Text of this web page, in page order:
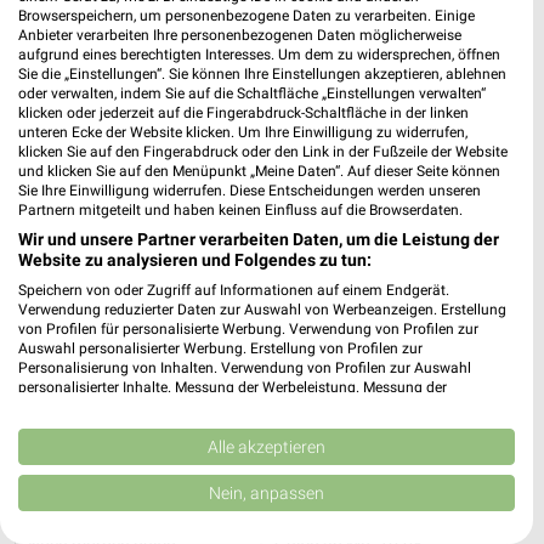
Schwarzheide
18 Prospekte
NORMA
7,4 km
Lidl
Browserspeichern, um personenbezogene Daten zu verarbeiten. Einige
Anbieter verarbeiten Ihre personenbezogenen Daten möglicherweise
aufgrund eines berechtigten Interesses. Um dem zu widersprechen, öffnen
Sie die „Einstellungen“. Sie können Ihre Einstellungen akzeptieren, ablehnen
oder verwalten, indem Sie auf die Schaltfläche „Einstellungen verwalten“
klicken oder jederzeit auf die Fingerabdruck-Schaltfläche in der linken
unteren Ecke der Website klicken. Um Ihre Einwilligung zu widerrufen,
klicken Sie auf den Fingerabdruck oder den Link in der Fußzeile der Website
und klicken Sie auf den Menüpunkt „Meine Daten“. Auf dieser Seite können
Sie Ihre Einwilligung widerrufen. Diese Entscheidungen werden unseren
Partnern mitgeteilt und haben keinen Einfluss auf die Browserdaten.
Wir und unsere Partner verarbeiten Daten, um die Leistung der
Website zu analysieren und Folgendes zu tun:
Speichern von oder Zugriff auf Informationen auf einem Endgerät.
Verwendung reduzierter Daten zur Auswahl von Werbeanzeigen. Erstellung
von Profilen für personalisierte Werbung. Verwendung von Profilen zur
Auswahl personalisierter Werbung. Erstellung von Profilen zur
Personalisierung von Inhalten. Verwendung von Profilen zur Auswahl
personalisierter Inhalte. Messung der Werbeleistung. Messung der
Kombinationen von Daten aus verschiedenen Quellen. Entwicklung und
Verbesserung der Angebote. Verwendung reduzierter Daten zur Auswahl
von Inhalten.
Daten können außerhalb der Europäischen Union weitergegeben und in die
USA gesendet werden.
Alle akzeptieren
Nein, anpassen